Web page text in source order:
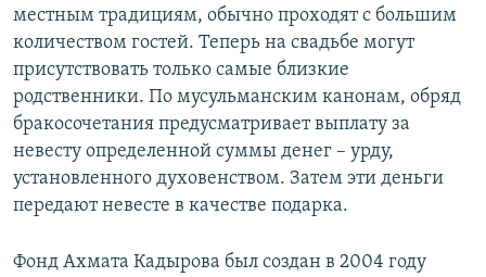
местным традициям, обычно проходят с большим
количеством гостей. Теперь на свадьбе могут
присутствовать только самые близкие
родственники. По мусульманским канонам, обряд
бракосочетания предусматривает выплату за
невесту определенной суммы денег – урду,
установленного духовенством. Затем эти деньги
передают невесте в качестве подарка.
Фонд Ахмата Кадырова был создан в 2004 году